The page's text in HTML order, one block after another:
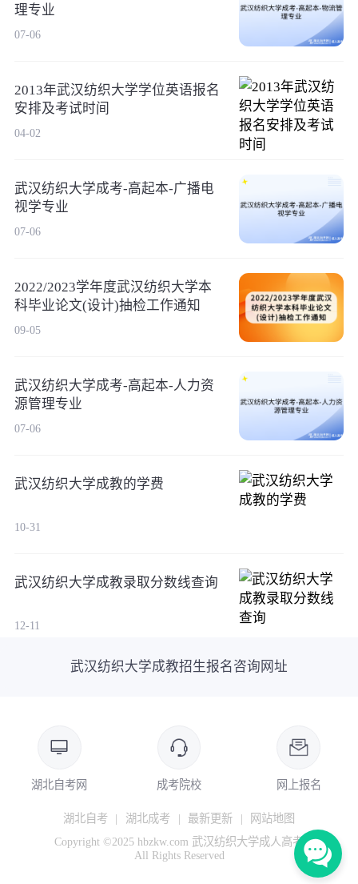
理专业
07-06
2013年武汉纺织大学学位英语报名
安排及考试时间
04-02
武汉纺织大学成考-高起本-广播电
视学专业
07-06
2022/2023学年度武汉纺织大学本
科毕业论文(设计)抽检工作通知
09-05
武汉纺织大学成考-高起本-人力资
源管理专业
07-06
武汉纺织大学成教的学费
10-31
武汉纺织大学成教录取分数线查询
12-11
武汉纺织大学成教招生报名咨询网址
湖北自考网 成考院校 网上报名
湖北自考 | 湖北成考 | 最新更新 |
网站地图
Copyright ©2025 hbzkw.com 武汉纺织大学成人高考
All Rights Reserved